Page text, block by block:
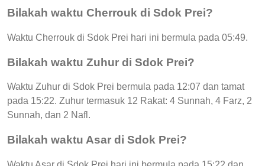
Bilakah waktu Cherrouk di Sdok Prei?
Waktu Cherrouk di Sdok Prei hari ini bermula pada 05:49.
Bilakah waktu Zuhur di Sdok Prei?
Waktu Zuhur di Sdok Prei bermula pada 12:07 dan tamat
pada 15:22. Zuhur termasuk 12 Rakat: 4 Sunnah, 4 Farz, 2
Sunnah, dan 2 Nafl.
Bilakah waktu Asar di Sdok Prei?